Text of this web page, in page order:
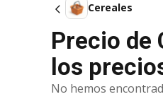
Cereales
Precio de
los
No hemos